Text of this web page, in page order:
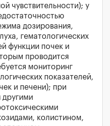
чувствительности); у
дозирования,
гематологических
функции почек и
проводится
мониторинг
показателей,
и печени); при
колистином,